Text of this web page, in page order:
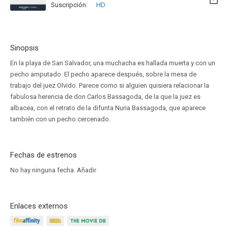
Suscripción:
HD
Sinopsis
En la playa de San Salvador, una muchacha es hallada muerta y con un
pecho amputado. El pecho aparece después, sobre la mesa de
trabajo del juez Olvido. Parece como si alguien quisiera relacionar la
fabulosa herencia de don Carlos Bassagoda, de la que la juez es
albacea, con el retrato de la difunta Nuria Bassagoda, que aparece
también con un pecho cercenado.
Fechas de estrenos
No hay ninguna fecha. Añadir
Enlaces externos